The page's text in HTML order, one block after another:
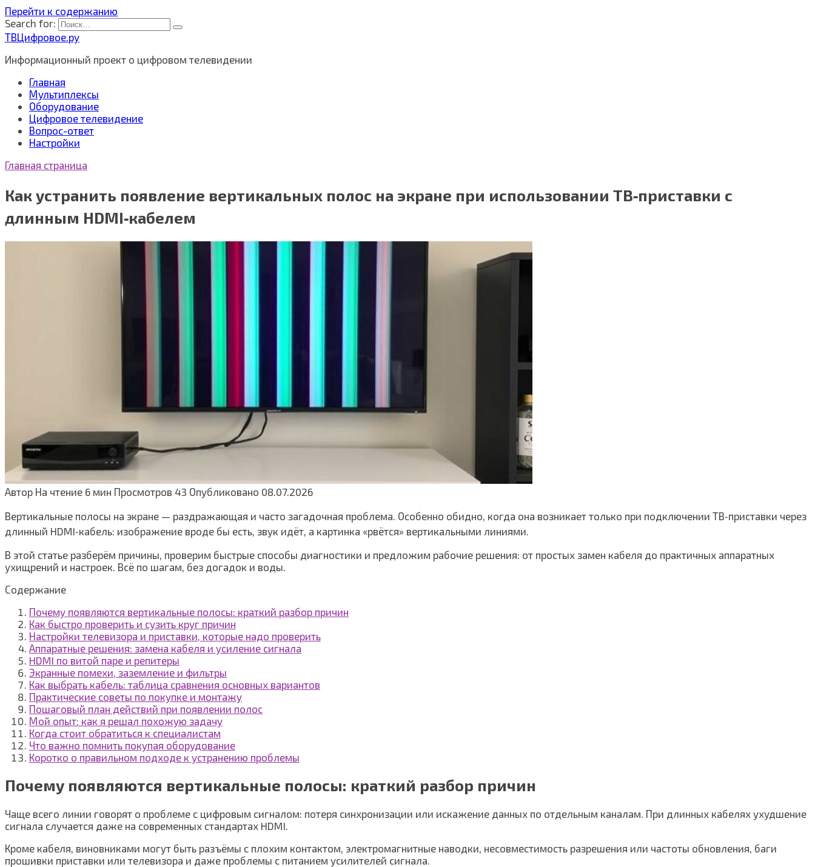
Перейти к содержанию
Search for:
ТВЦифровое.ру
Информационный проект о цифровом телевидении
Главная
Мультиплексы
Оборудование
Цифровое телевидение
Вопрос-ответ
Настройки
Главная страница
Как устранить появление вертикальных полос на экране при использовании ТВ‑приставки с
длинным HDMI‑кабелем
Автор На чтение 6 мин Просмотров 43 Опубликовано 08.07.2026
Вертикальные полосы на экране — раздражающая и часто загадочная проблема. Особенно обидно, когда она возникает только при подключении ТВ‑приставки через
длинный HDMI‑кабель: изображение вроде бы есть, звук идёт, а картинка «рвётся» вертикальными линиями.
В этой статье разберём причины, проверим быстрые способы диагностики и предложим рабочие решения: от простых замен кабеля до практичных аппаратных
ухищрений и настроек. Всё по шагам, без догадок и воды.
Содержание
Почему появляются вертикальные полосы: краткий разбор причин
Как быстро проверить и сузить круг причин
Настройки телевизора и приставки, которые надо проверить
Аппаратные решения: замена кабеля и усиление сигнала
HDMI по витой паре и репитеры
Экранные помехи, заземление и фильтры
Как выбрать кабель: таблица сравнения основных вариантов
Практические советы по покупке и монтажу
Пошаговый план действий при появлении полос
Мой опыт: как я решал похожую задачу
Когда стоит обратиться к специалистам
Что важно помнить покупая оборудование
Коротко о правильном подходе к устранению проблемы
Почему появляются вертикальные полосы: краткий разбор причин
Чаще всего линии говорят о проблеме с цифровым сигналом: потеря синхронизации или искажение данных по отдельным каналам. При длинных кабелях ухудшение
сигнала случается даже на современных стандартах HDMI.
Кроме кабеля, виновниками могут быть разъёмы с плохим контактом, электромагнитные наводки, несовместимость разрешения или частоты обновления, баги
прошивки приставки или телевизора и даже проблемы с питанием усилителей сигнала.